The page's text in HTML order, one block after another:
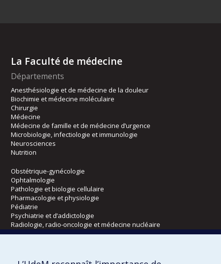
La Faculté de médecine
Départements
Anesthésiologie et de médecine de la douleur
Biochimie et médecine moléculaire
Chirurgie
Médecine
Médecine de famille et de médecine d’urgence
Microbiologie, infectiologie et immunologie
Neurosciences
Nutrition
Obstétrique-gynécologie
Ophtalmologie
Pathologie et biologie cellulaire
Pharmacologie et physiologie
Pédiatrie
Psychiatrie et d’addictologie
Radiologie, radio-oncologie et médecine nucléaire